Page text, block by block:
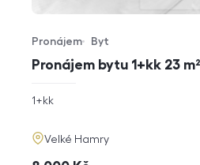
Pronájem bytu 1+kk 23
Typ nabídky
Pronájem
Typ nemovitosti
Byt
rozměry
1+kk
adresa
Velké Hamry